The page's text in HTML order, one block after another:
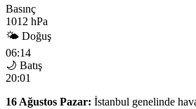
Basınç
1012 hPa
🌤 Doğuş
06:14
🌙 Batış
20:01
16 Ağustos Pazar: İstanbul genelinde